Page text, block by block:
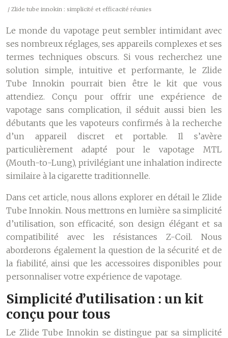
/ Zlide tube innokin : simplicité et efficacité réunies
Le monde du vapotage peut sembler intimidant avec
ses nombreux réglages, ses appareils complexes et ses
termes techniques obscurs. Si vous recherchez une
solution simple, intuitive et performante, le Zlide
Tube Innokin pourrait bien être le kit que vous
attendiez. Conçu pour offrir une expérience de
vapotage sans complication, il séduit aussi bien les
débutants que les vapoteurs confirmés à la recherche
d’un appareil discret et portable. Il s’avère
particulièrement adapté pour le vapotage MTL
(Mouth-to-Lung), privilégiant une inhalation indirecte
similaire à la cigarette traditionnelle.
Dans cet article, nous allons explorer en détail le Zlide
Tube Innokin. Nous mettrons en lumière sa simplicité
d’utilisation, son efficacité, son design élégant et sa
compatibilité avec les résistances Z-Coil. Nous
aborderons également la question de la sécurité et de
la fiabilité, ainsi que les accessoires disponibles pour
personnaliser votre expérience de vapotage.
Simplicité d’utilisation : un kit
conçu pour tous
Le Zlide Tube Innokin se distingue par sa simplicité